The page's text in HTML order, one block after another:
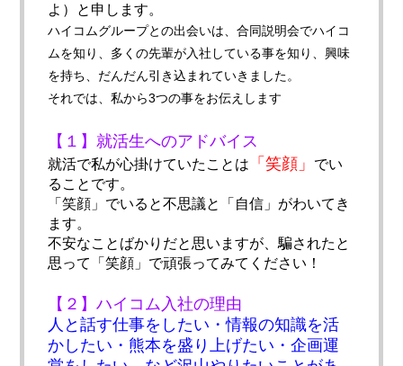
よ）と申します。
ハイコムグループとの出会いは、合同説明会でハイコ
ムを知り、 多くの先輩が入社している事を知り、興味
を持ち、 だんだん引き込まれていきました。
それでは、私から3つの事をお伝えします
【１】就活生へのアドバイス
就活で私が心掛けていたことは 「笑顔」
でい
ることです。
「笑顔」でいると不思議と「自信」がわいてき
ます。
不安なことばかりだと思いますが、騙されたと
思って「笑顔」 で頑張ってみてください！
【２】ハイコム入社の理由
人と話す仕事をしたい・情報の知識を活
かしたい・ 熊本を盛り上げたい・企画運